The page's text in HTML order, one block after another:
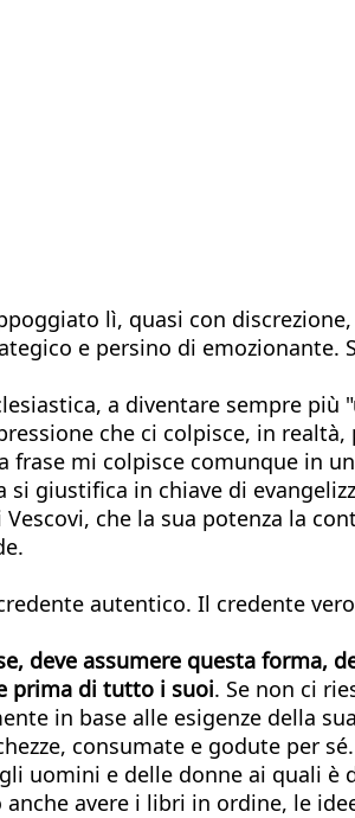
lì, quasi con discrezione,
e persino di emozionante.
a diventare sempre più
che ci colpisce, in
frase mi colpisce comunque in
giustifica in chiave di
che la sua potenza la
autentico. Il credente
deve assumere questa forma,
prima di tutto i suoi. Se non ci
in base alle esigenze della
consumate e godute per
uomini e delle donne ai quali è
avere i libri in ordine, le